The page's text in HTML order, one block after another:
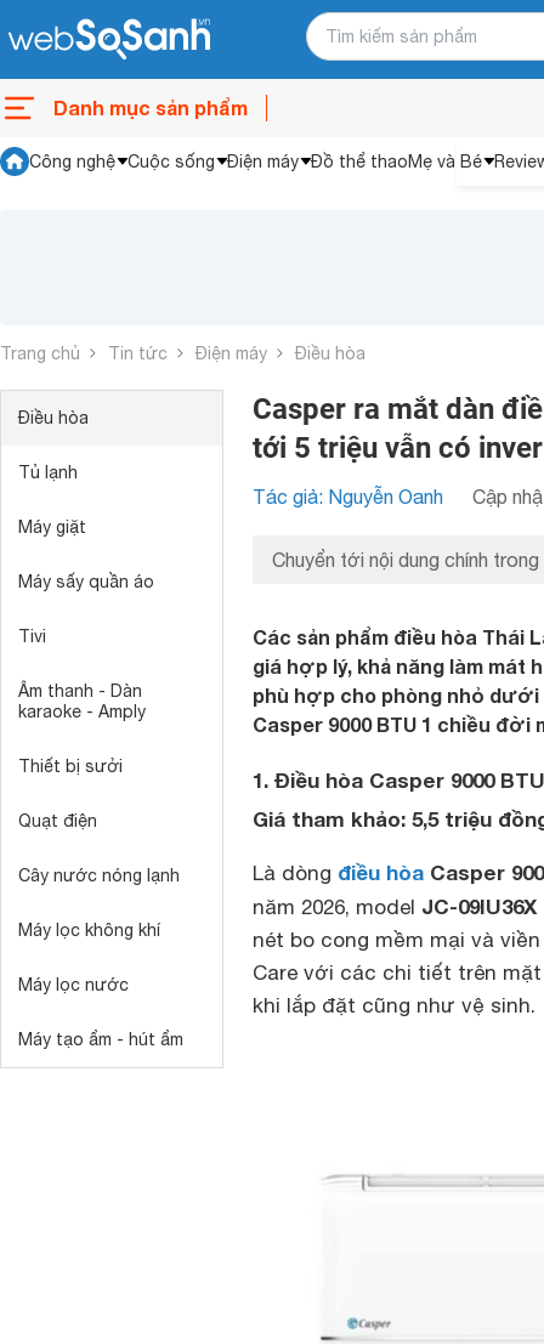
Danh mục sản phẩm
Công nghệ Cuộc sống Điện máy Đồ thể thaoMẹ và Bé
Trang chủ Tin tức Điện máy Điều hòa
Điều hòa
Tủ lạnh
Máy giặt
Máy sấy quần áo
Tivi
Âm thanh - Dàn
karaoke - Amply
Thiết bị sưởi
Quạt điện
Cây nước nóng lạnh
Máy lọc không khí
Máy lọc nước
Máy tạo ẩm - hút ẩm
Casper ra mắt dàn
tới 5 triệu vẫn có
Tác giả: Nguyễn Oanh Cập
Chuyển tới nội dung chính trong
Các sản phẩm điều hòa Thái
giá hợp lý, khả năng làm mát
phù hợp cho phòng nhỏ dưới
Casper 9000 BTU 1 chiều
1. Điều hòa Casper 9000
Giá tham khảo: 5,5 triệu
Là dòng điều hòa Casper
năm 2026, model JC-09IU36X
nét bo cong mềm mại và
Care với các chi tiết trên
khi lắp đặt cũng như vệ sinh.